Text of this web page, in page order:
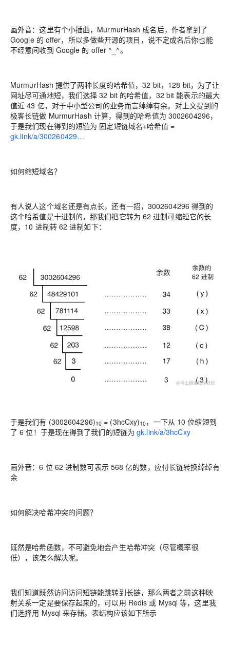
画外音：这里有个小插曲，MurmurHash 成名后，作者拿到了
Google 的 offer，所以多做些开源的项目，说不定成名后你也能
不经意间收到 Google 的 offer ^_^。
MurmurHash 提供了两种长度的哈希值，32 bit，128 bit，为了让
网址尽可通地短，我们选择 32 bit 的哈希值，32 bit 能表示的最大
值近 43 亿，对于中小型公司的业务而言绰绰有余。对上文提到的
极客长链做 MurmurHash 计算，得到的哈希值为 3002604296，
于是我们现在得到的短链为 固定短链域名+哈希值 =
gk.link/a/300260429…
如何缩短域名？
有人说人这个域名还是有点长，还有一招，3002604296 得到的
这个哈希值是十进制的，那我们把它转为 62 进制可缩短它的长
度，10 进制转 62 进制如下：
于是我们有 (3002604296)10 = (3hcCxy)10，一下从 10 位缩短到
了 6 位！于是现在得到了我们的短链为gk.link/a/3hcCxy
画外音：6 位 62 进制数可表示 568 亿的数，应付长链转换绰绰有
余
如何解决哈希冲突的问题？
既然是哈希函数，不可避免地会产生哈希冲突（尽管概率很
低），该怎么解决呢。
我们知道既然访问访问短链能跳转到长链，那么两者之前这种映
射关系一定是要保存起来的，可以用 Redis 或 Mysql 等，这里我
们选择用 Mysql 来存储。表结构应该如下所示